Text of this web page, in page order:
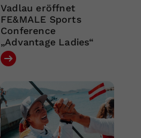
Vadlau eröffnet
FE&MALE Sports
Conference
„Advantage Ladies“